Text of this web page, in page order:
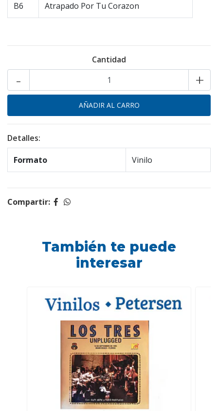
B6 Atrapado Por Tu Corazon
Cantidad
+
-
Detalles:
Formato Vinilo
Compartir:
También te puede
interesar